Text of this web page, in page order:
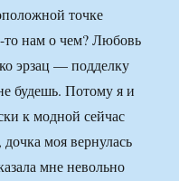
точке
то нам о чем? Любовь
эрзац — подделку
будешь. Потому я и
к модной сейчас
моя вернулась
мне невольно